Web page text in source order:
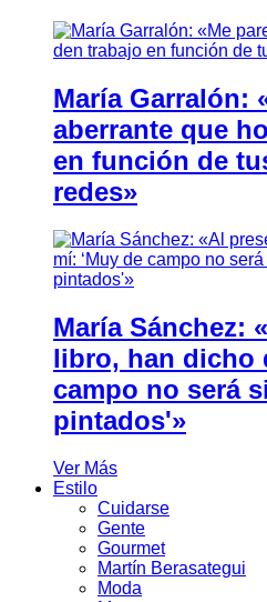
María Garralón:
aberrante que
en función de
redes»
María Sánchez:
libro, han dicho
campo no será
pintados'»
Ver Más
Estilo
Cuidarse
Gente
Gourmet
Martín Berasategui
Moda